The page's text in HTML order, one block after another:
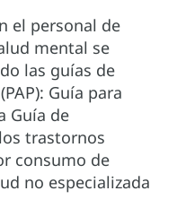
el personal de
mental se
las guías de
Guía para
Guía de
trastornos
consumo de
no especializada